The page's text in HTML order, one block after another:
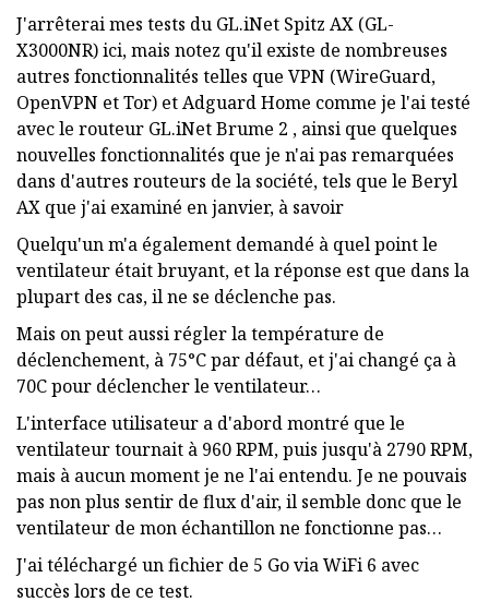
J'arrêterai mes tests du GL.iNet Spitz AX (GL-
X3000NR) ici, mais notez qu'il existe de nombreuses
autres fonctionnalités telles que VPN (WireGuard,
OpenVPN et Tor) et Adguard Home comme je l'ai testé
avec le routeur GL.iNet Brume 2 , ainsi que quelques
nouvelles fonctionnalités que je n'ai pas remarquées
dans d'autres routeurs de la société, tels que le Beryl
AX que j'ai examiné en janvier, à savoir
Quelqu'un m'a également demandé à quel point le
ventilateur était bruyant, et la réponse est que dans la
plupart des cas, il ne se déclenche pas.
Mais on peut aussi régler la température de
déclenchement, à 75°C par défaut, et j'ai changé ça à
70C pour déclencher le ventilateur…
L'interface utilisateur a d'abord montré que le
ventilateur tournait à 960 RPM, puis jusqu'à 2790 RPM,
mais à aucun moment je ne l'ai entendu. Je ne pouvais
pas non plus sentir de flux d'air, il semble donc que le
ventilateur de mon échantillon ne fonctionne pas…
J'ai téléchargé un fichier de 5 Go via WiFi 6 avec
succès lors de ce test.